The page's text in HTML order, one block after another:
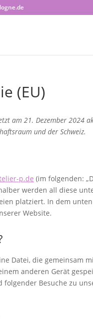
(EU)
am 21. Dezember
und der Schweiz.
p.de (im folgenden:
werden all diese
platziert. In dem
Website.
Datei, die gemeinsam
anderen Gerät
Besuche zu